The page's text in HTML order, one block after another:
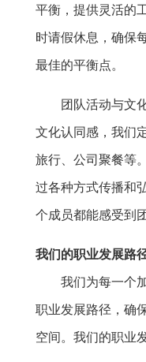
平衡，提供灵活的
时请假休息，确保
最佳的平衡点。
团队活动与文
文化认同感，我们
旅行、公司聚餐等
过各种方式传播和
个成员都能感受到
我们的职业发展路
我们为每一个
职业发展路径，确
空间。我们的职业